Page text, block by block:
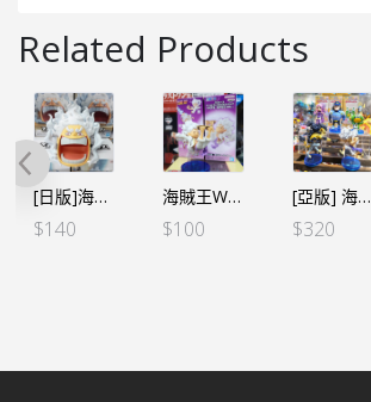
Related Products
[日版]海賊王 生活系列 VOL.3 路飛 五檔 小物盒 (日版)
$140
海賊王WCF -蒙奇•D•路飛 五檔 SPECIAL C小眠
$100
[亞版] 海賊王WCF -蛋頭島篇 VOL.3-（5個SET）*亞版
$320